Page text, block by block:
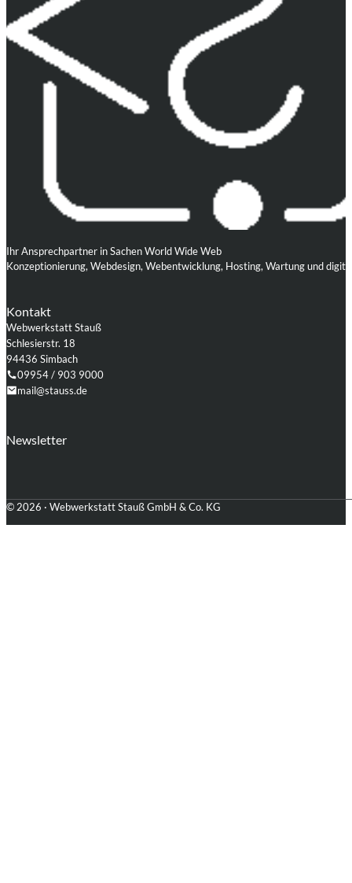
Ihr Ansprechpartner in Sachen World Wide Web
Konzeptionierung, Webdesign, Webentwicklung, Hosting, Wartung und
Kontakt
Webwerkstatt Stauß
Schlesierstr. 18
94436 Simbach
09954 / 903 9000
mail@stauss.de
Newsletter
© 2026 · Webwerkstatt Stauß GmbH & Co. KG